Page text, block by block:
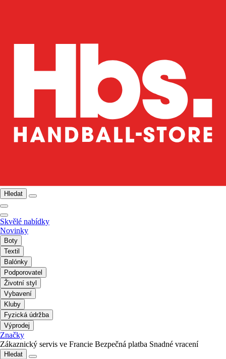
Hledat
Skvělé nabídky
Novinky
Boty
Textil
Balónky
Podporovatel
Životní styl
Vybavení
Kluby
Fyzická údržba
Výprodej
Značky
Zákaznický servis ve Francie Bezpečná platba Snadné vracení
Hledat